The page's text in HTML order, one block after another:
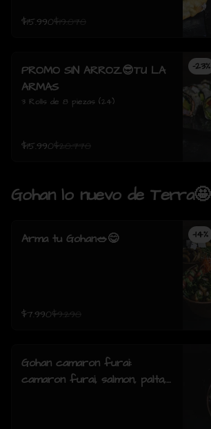
$15.990$19.070
-23%
PROMO SIN ARROZ😎TU LA
ARMAS
3 Rolls de 8 piezas (24)
$15.990$20.770
Gohan lo nuevo de Terra🤩
-14%
Arma tu Gohan🥗😋
$7.990$9.290
Gohan camaron furai:
camaron furai, salmon, palta,